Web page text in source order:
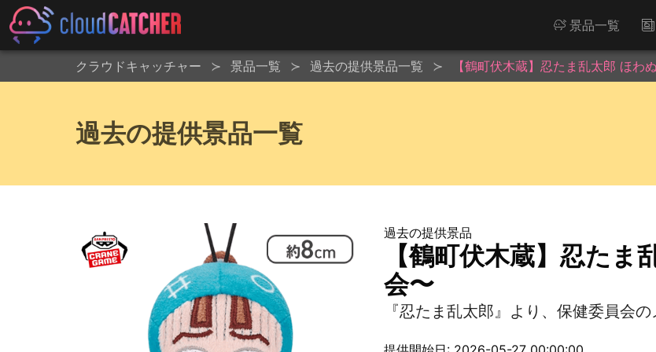
景品一覧
クラウドキャッチャー 景品一覧 過去の提供景品一覧 【鶴町伏木蔵】忍たま乱太郎 ほわ
過去の提供景品一覧
過去の提供景品
【鶴町伏木蔵】忍た
会〜
『忍たま乱太郎』より、保健委員会